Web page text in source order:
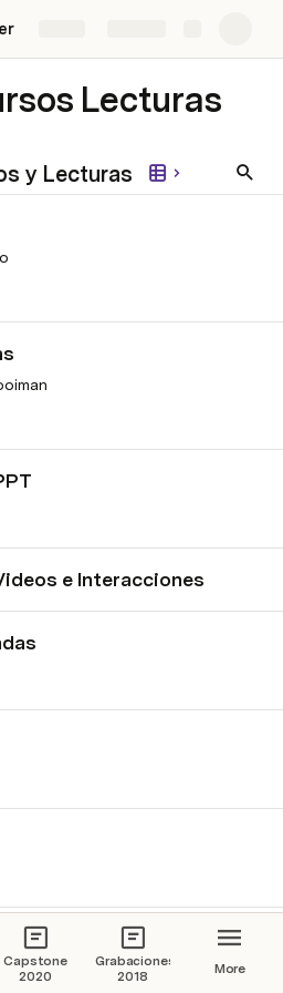
Lecturas
y Lecturas
e Interacciones
Capstone
2020
Grabaciones
2018
More